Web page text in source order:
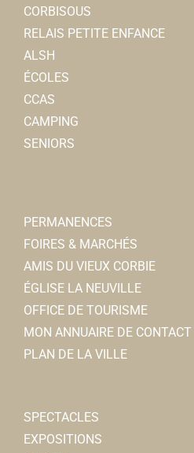
CORBISOUS
RELAIS PETITE ENFANCE
ALSH
ÉCOLES
CCAS
CAMPING
SENIORS
PERMANENCES
FOIRES & MARCHÉS
AMIS DU VIEUX CORBIE
ÉGLISE LA NEUVILLE
OFFICE DE TOURISME
MON ANNUAIRE DE CONTACT
PLAN DE LA VILLE
SPECTACLES
EXPOSITIONS